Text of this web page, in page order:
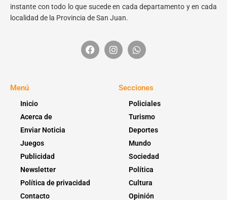
instante con todo lo que sucede en cada departamento y en cada
localidad de la Provincia de San Juan.
Menú
Inicio
Acerca de
Enviar Noticia
Juegos
Publicidad
Newsletter
Política de privacidad
Contacto
Secciones
Policiales
Turismo
Deportes
Mundo
Sociedad
Política
Cultura
Opinión